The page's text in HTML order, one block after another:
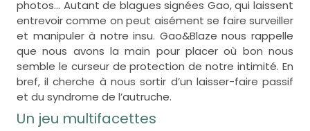
photos… Autant de blagues signées Gao, qui laissent
entrevoir comme on peut aisément se faire surveiller
et manipuler à notre insu. Gao&Blaze nous rappelle
que nous avons la main pour placer où bon nous
semble le curseur de protection de notre intimité. En
bref, il cherche à nous sortir d’un laisser-faire passif
et du syndrome de l’autruche.
Un jeu multifacettes